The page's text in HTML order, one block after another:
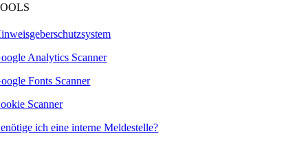
Analytics Scanner
Fonts Scanner
Scanner
ich eine interne Meldestelle?